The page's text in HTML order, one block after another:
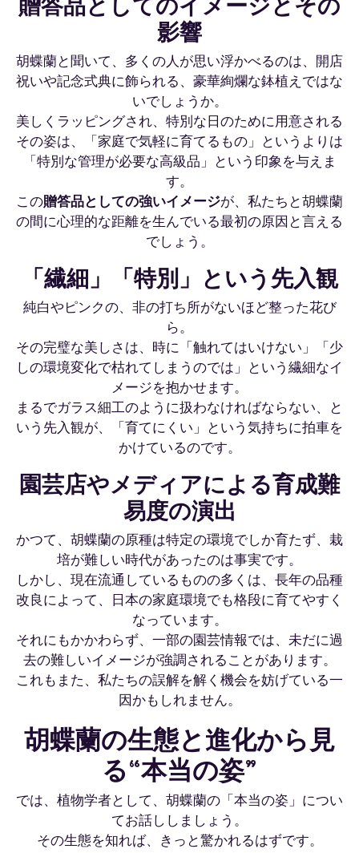
影響
胡蝶蘭と聞いて、多くの人が思い浮かべるのは、開店
祝いや記念式典に飾られる、豪華絢爛な鉢植えではな
いでしょうか。
美しくラッピングされ、特別な日のために用意される
その姿は、「家庭で気軽に育てるもの」というよりは
「特別な管理が必要な高級品」という印象を与えま
す。
この贈答品としての強いイメージが、私たちと胡蝶蘭
の間に心理的な距離を生んでいる最初の原因と言える
でしょう。
「繊細」「特別」という先入観
純白やピンクの、非の打ち所がないほど整った花び
ら。
その完璧な美しさは、時に「触れてはいけない」「少
しの環境変化で枯れてしまうのでは」という繊細なイ
メージを抱かせます。
まるでガラス細工のように扱わなければならない、と
いう先入観が、「育てにくい」という気持ちに拍車を
かけているのです。
園芸店やメディアによる育成難
易度の演出
かつて、胡蝶蘭の原種は特定の環境でしか育たず、栽
培が難しい時代があったのは事実です。
しかし、現在流通しているものの多くは、長年の品種
改良によって、日本の家庭環境でも格段に育てやすく
なっています。
それにもかかわらず、一部の園芸情報では、未だに過
去の難しいイメージが強調されることがあります。
これもまた、私たちの誤解を解く機会を妨げている一
因かもしれません。
胡蝶蘭の生態と進化から見
る“本当の姿”
では、植物学者として、胡蝶蘭の「本当の姿」につい
てお話ししましょう。
その生態を知れば、きっと驚かれるはずです。